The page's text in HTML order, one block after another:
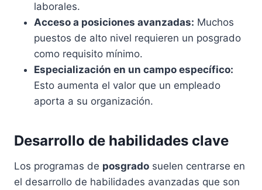
laborales.
Acceso a posiciones avanzadas: Muchos
puestos de alto nivel requieren un posgrado
como requisito mínimo.
Especialización en un campo específico:
Esto aumenta el valor que un empleado
aporta a su organización.
Desarrollo de habilidades clave
Los programas de posgrado suelen centrarse en
el desarrollo de habilidades avanzadas que son